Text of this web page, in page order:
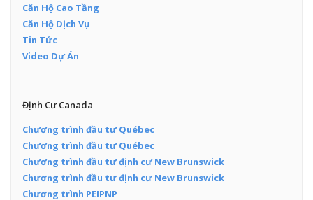
Căn Hộ Cao Tầng
Căn Hộ Dịch Vụ
Tin Tức
Video Dự Án
Định Cư Canada
Chương trình đầu tư Québec
Chương trình đầu tư Québec
Chương trình đầu tư định cư New Brunswick
Chương trình đầu tư định cư New Brunswick
Chương trình PEIPNP